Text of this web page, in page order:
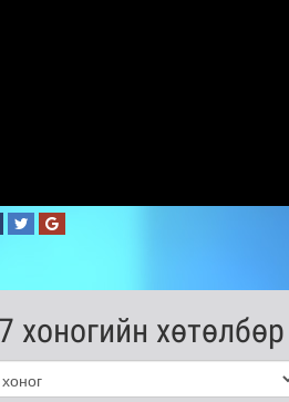
хоногийн хөтөлбөр